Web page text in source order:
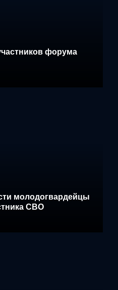
форума
молодогвардейцы
СВО